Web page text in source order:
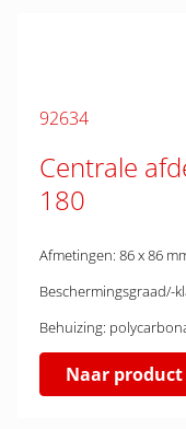
92634
Centrale
180
Afmetingen: 86 x 86
Beschermingsgraad/-
Behuizing:
Naar product